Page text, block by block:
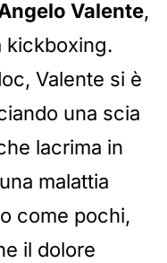
Valente,
kickboxing.
Valente si è
una scia
lacrima in
malattia
come pochi,
il dolore